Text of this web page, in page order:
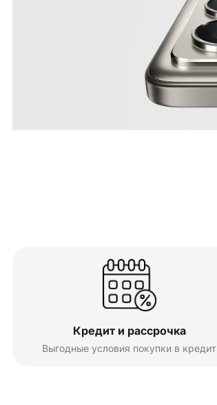
Кредит и рассрочка
Выгодные условия покупки в кредит